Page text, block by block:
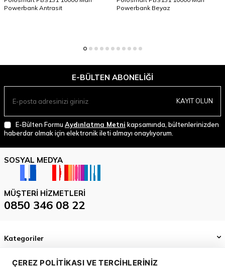
ÇEREZ POLITIKASI VE TERCIHLERINIZ
Powerbank Antrasit
Powerbank Beyaz
E-BÜLTEN ABONELIĞI
KAYIT OLUN
E-Bülten Formu Aydınlatma Metni kapsamında, bültenlerinizden
haberdar olmak için elektronik ileti almayı onaylıyorum.
SOSYAL MEDYA
MÜŞTERI HIZMETLERI
0850 346 08 22
Kategoriler
Önemli Bilgiler